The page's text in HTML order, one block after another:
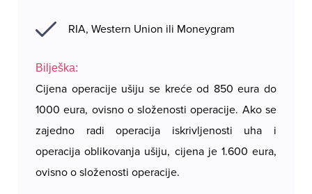
RIA, Western Union ili Moneygram
Bilješka:
Cijena operacije ušiju se kreće od 850 eura do
1000 eura, ovisno o složenosti operacije. Ako se
zajedno radi operacija iskrivljenosti uha i
operacija oblikovanja ušiju, cijena je 1.600 eura,
ovisno o složenosti operacije.